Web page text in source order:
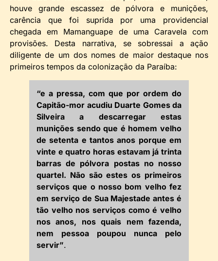
houve grande escassez de pólvora e munições,
carência que foi suprida por uma providencial
chegada em Mamanguape de uma Caravela com
provisões. Desta narrativa, se sobressai a ação
diligente de um dos nomes de maior destaque nos
primeiros tempos da colonização da Paraíba:
“e a pressa, com que por ordem do
Capitão-mor acudiu Duarte Gomes da
Silveira a descarregar estas
munições sendo que é homem velho
de setenta e tantos anos porque em
vinte e quatro horas estavam já trinta
barras de pólvora postas no nosso
quartel. Não são estes os primeiros
serviços que o nosso bom velho fez
em serviço de Sua Majestade antes é
tão velho nos serviços como é velho
nos anos, nos quais nem fazenda,
nem pessoa poupou nunca pelo
servir”.